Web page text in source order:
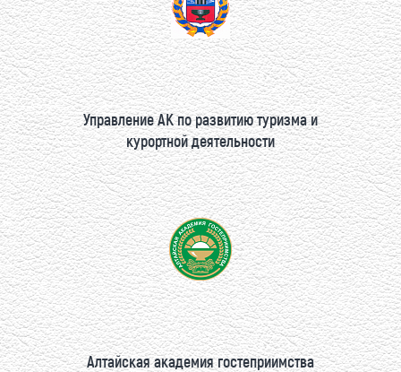
Управление АК по развитию туризма и
курортной деятельности
Алтайская академия гостеприимства